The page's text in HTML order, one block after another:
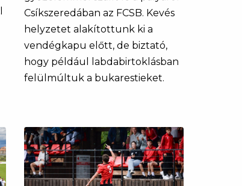
Csíkszeredában az FCSB. Kevés
helyzetet alakítottunk ki a
vendégkapu előtt, de biztató,
hogy például labdabirtoklásban
felülmúltuk a bukarestieket.